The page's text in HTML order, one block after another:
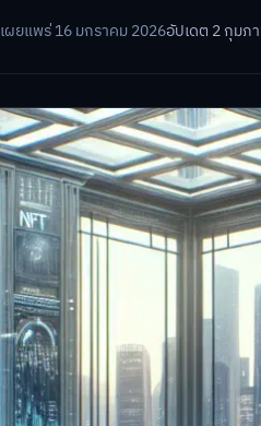
เผยแพร่ 16 มกราคม 2026อัปเดต 2 กุมภ